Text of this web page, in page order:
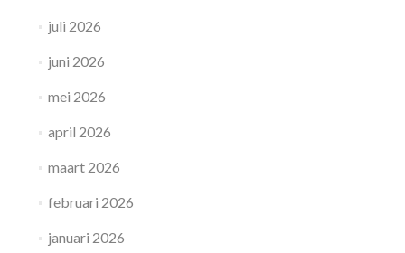
juli 2026
juni 2026
mei 2026
april 2026
maart 2026
februari 2026
januari 2026